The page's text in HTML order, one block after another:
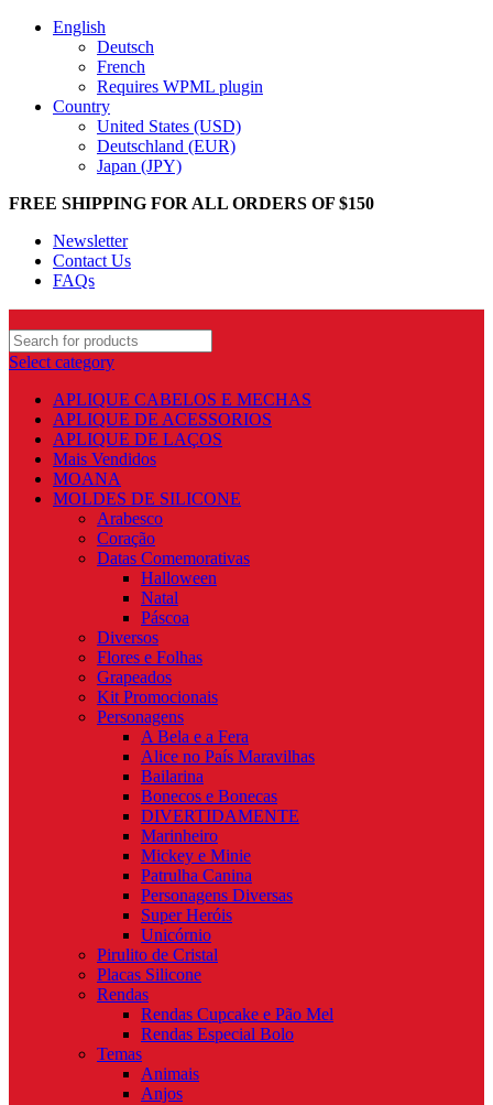
English
Deutsch
French
Requires WPML plugin
Country
United States (USD)
Deutschland (EUR)
Japan (JPY)
FREE SHIPPING FOR ALL ORDERS OF $150
Newsletter
Contact Us
FAQs
Select category
APLIQUE CABELOS E MECHAS
APLIQUE DE ACESSORIOS
APLIQUE DE LAÇOS
Mais Vendidos
MOANA
MOLDES DE SILICONE
Arabesco
Coração
Datas Comemorativas
Halloween
Natal
Páscoa
Diversos
Flores e Folhas
Grapeados
Kit Promocionais
Personagens
A Bela e a Fera
Alice no País Maravilhas
Bailarina
Bonecos e Bonecas
DIVERTIDAMENTE
Marinheiro
Mickey e Minie
Patrulha Canina
Personagens Diversas
Super Heróis
Unicórnio
Pirulito de Cristal
Placas Silicone
Rendas
Rendas Cupcake e Pão Mel
Rendas Especial Bolo
Temas
Animais
Anjos